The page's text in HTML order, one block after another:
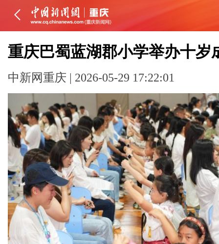
重庆巴蜀蓝湖郡小学举办十岁
中新网重庆 | 2026-05-29 17:22:01